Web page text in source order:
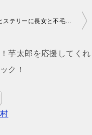
妻がヒステリーに長女と不毛な言い争いをしている朝
芋太郎を応援してくれ
ク！